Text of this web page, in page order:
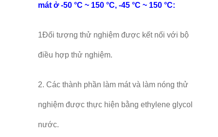
mát ở -50 °C ~ 150 °C, -45 °C ~ 150 °C:
1Đối tượng thử nghiệm được kết nối với bộ
điều hợp thử nghiệm.
2. Các thành phần làm mát và làm nóng thử
nghiệm được thực hiện bằng ethylene glycol
nước.